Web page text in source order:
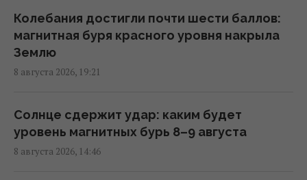
США внезапно уволили генерала,
командовавшего войсками в Европе
12:13 суббота, 08 августа 2026
Главный генерал США ищет выход из
войны в Иране, чтобы не разозлить
Трампа, - CNN
Колебания достигли почти шести баллов:
магнитная буря красного уровня накрыла
Землю
8 августа 2026, 19:21
Солнце сдержит удар: каким будет
уровень магнитных бурь 8–9 августа
8 августа 2026, 14:46